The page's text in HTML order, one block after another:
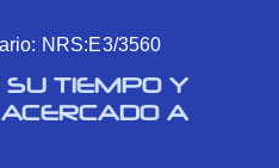
NRS:E3/3560
SU TIEMPO Y
A